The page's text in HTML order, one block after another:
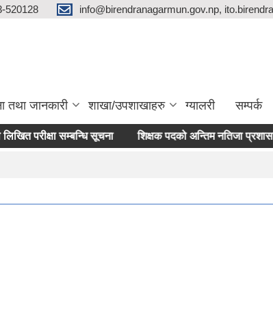
520128 info@birendranagarmun.gov.np,
तथा जानकारी शाखा/उपशाखाहरु ग्यालरी सम्पर्क
सम्बन्धि सूचना शिक्षक पदको अन्तिम नतिजा प्रशासन